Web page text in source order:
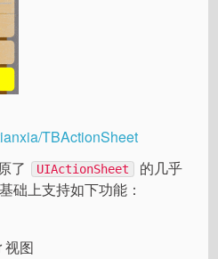
TBActionSheet
了 UIActionSheet
的几乎
础上支持如下功能：
视图